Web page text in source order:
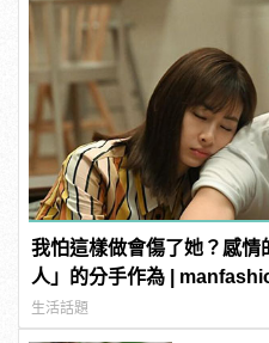
我怕這樣做會傷了她？感
人」的分手作為 |
生活話題